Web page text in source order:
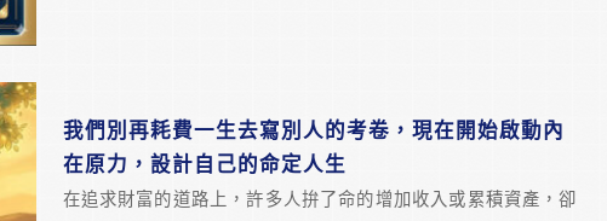
我們別再耗費一生去寫別人的考卷，現在開始啟動內
在原力，設計自己的命定人生
在追求財富的道路上，許多人拚了命的增加收入或累積資產，卻